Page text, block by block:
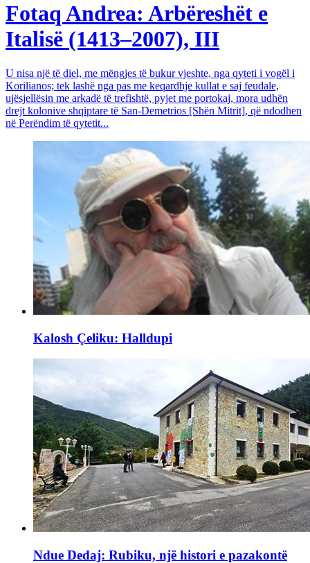
Fotaq Andrea: Arbëreshët e
Italisë (1413–2007), III
U nisa një të diel, me mëngjes të bukur vjeshte, nga qyteti i vogël i
Korilianos; tek lashë nga pas me keqardhje kullat e saj feudale,
ujësjellësin me arkadë të trefishtë, pyjet me portokaj, mora udhën
drejt kolonive shqiptare të San-Demetrios [Shën Mitrit], që ndodhen
në Perëndim të qytetit...
Kalosh Çeliku: Halldupi
Ndue Dedaj: Rubiku, një histori e pazakontë